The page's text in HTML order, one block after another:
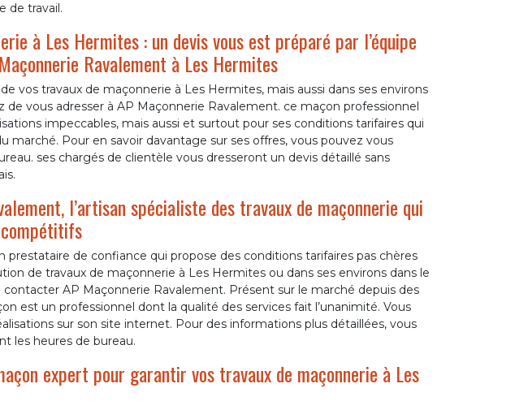
de travail.
à Les Hermites : un devis vous est préparé par l’équipe
Ravalement à Les Hermites
vos travaux de maçonnerie à Les Hermites, mais aussi dans ses environs
de vous adresser à AP Maçonnerie Ravalement. ce maçon professionnel
impeccables, mais aussi et surtout pour ses conditions tarifaires qui
marché. Pour en savoir davantage sur ses offres, vous pouvez vous
ses chargés de clientèle vous dresseront un devis détaillé sans
l’artisan spécialiste des travaux de maçonnerie qui
prestataire de confiance qui propose des conditions tarifaires pas chères
de travaux de maçonnerie à Les Hermites ou dans ses environs dans le
contacter AP Maçonnerie Ravalement. Présent sur le marché depuis des
est un professionnel dont la qualité des services fait l’unanimité. Vous
sur son site internet. Pour des informations plus détaillées, vous
les heures de bureau.
expert pour garantir vos travaux de maçonnerie à Les